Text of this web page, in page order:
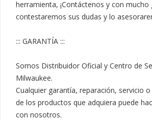
herramienta, ¡Contáctenos y con mucho
contestaremos sus dudas y lo
::: GARANTÍA :::
Somos Distribuidor Oficial y Centro de
Milwaukee.
Cualquier garantía, reparación, servicio
de los productos que adquiera puede
con nosotros.